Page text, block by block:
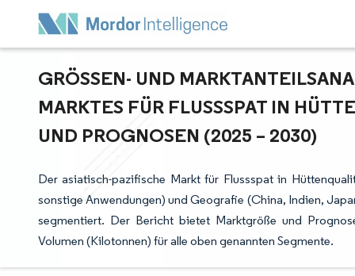
GRÖSSEN- UND
ARKTES FÜR FLUSSSPAT IN
ND PROGNOSEN (2025 – 2030)
Der asiatisch-pazifische Markt für Flussspat in
sonstige Anwendungen) und Geografie (China, Indien,
segmentiert. Der Bericht bietet Marktgröße und
Volumen (Kilotonnen) für alle oben genannten Segmente.